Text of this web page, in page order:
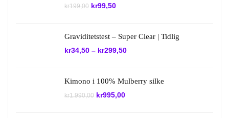
kr199,00 Opprinnelig
kr99,50Nåværende
Graviditetstest – Super Clear | Tidlig
kr34,50 – kr299,50
Kimono i 100% Mulberry silke
kr1.990,00 Opprinnelig
kr995,00Nåværende